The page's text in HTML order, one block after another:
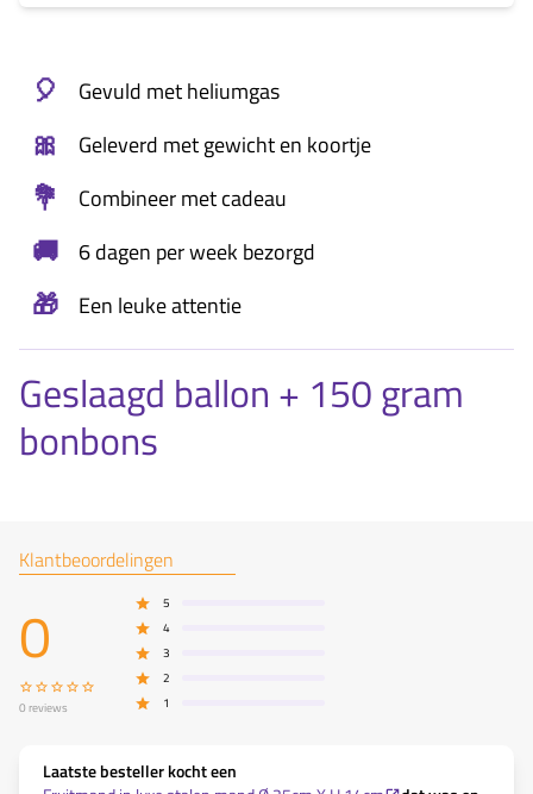
🎈 Gevuld met heliumgas
🎀 Geleverd met gewicht en koortje
💐 Combineer met cadeau
🚚 6 dagen per week bezorgd
🎁 Een leuke attentie
Geslaagd ballon + 150 gram
bonbons
Klantbeoordelingen
0
0 reviews
5
4
3
2
1
Laatste besteller kocht een